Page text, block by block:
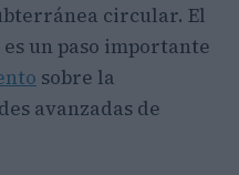
circular. El
es un paso importante
sobre la
avanzadas de